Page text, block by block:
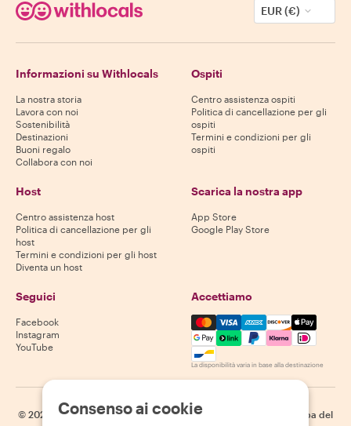
EUR (€)
Informazioni su Withlocals
La nostra storia
Lavora con noi
Sostenibilità
Destinazioni
Buoni regalo
Collabora con noi
Ospiti
Centro assistenza ospiti
Politica di cancellazione per gli
ospiti
Termini e condizioni per gli
ospiti
Host
Centro assistenza host
Politica di cancellazione per gli
host
Termini e condizioni per gli host
Diventa un host
Scarica la nostra app
App Store
Google Play Store
Seguici
Facebook
Instagram
YouTube
Accettiamo
Mastercard, Visa, Amex,
La disponibilità varia in base alla destinazione
© 2026 Withlocals.com | Informativa sulla privacy
Mappa del
Consenso ai cookie